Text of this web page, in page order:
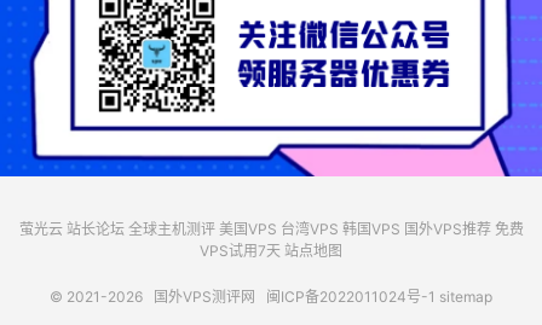
萤光云 站长论坛 全球主机测评 美国VPS 台湾VPS 韩国VPS 国外VPS推荐 免费
VPS试用7天 站点地图
© 2021-2026 国外VPS测评网 闽ICP备2022011024号-1 sitemap